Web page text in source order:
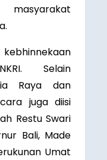
masyarakat
Selain
Raya dan
juga diisi
Restu Swari
Bali, Made
Umat